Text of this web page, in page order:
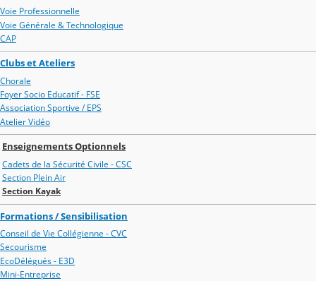
Voie Professionnelle
Voie Générale & Technologique
CAP
Clubs et Ateliers
Chorale
Foyer Socio Educatif - FSE
Association Sportive / EPS
Atelier Vidéo
Enseignements Optionnels
Cadets de la Sécurité Civile - CSC
Section Plein Air
Section Kayak
Formations / Sensibilisation
Conseil de Vie Collégienne - CVC
Secourisme
EcoDélégués - E3D
Mini-Entreprise